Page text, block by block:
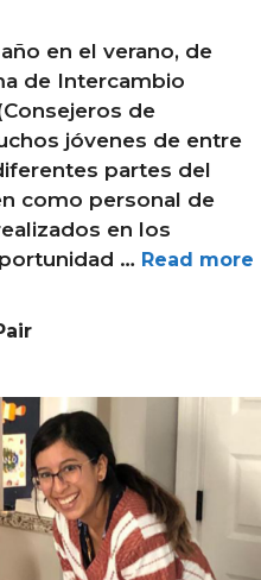
año en el verano, de
de Intercambio
de
jóvenes de entre
partes del
como personal de
en los
… Read more